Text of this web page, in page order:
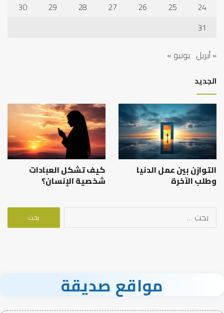
24
25
26
27
28
29
30
31
« أبريل يونيو »
الجديد
التوازن بين عمل الدنيا
وطلب الآخرة
كيف تشكل العبادات
شخصية الإنسان؟
البحث
مواقع صديقة